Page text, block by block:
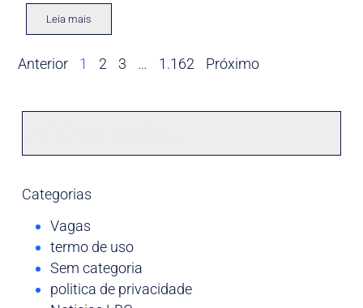
Leia mais
Anterior 1 2 3 … 1.162 Próximo
Categorias
Vagas
termo de uso
Sem categoria
politica de privacidade